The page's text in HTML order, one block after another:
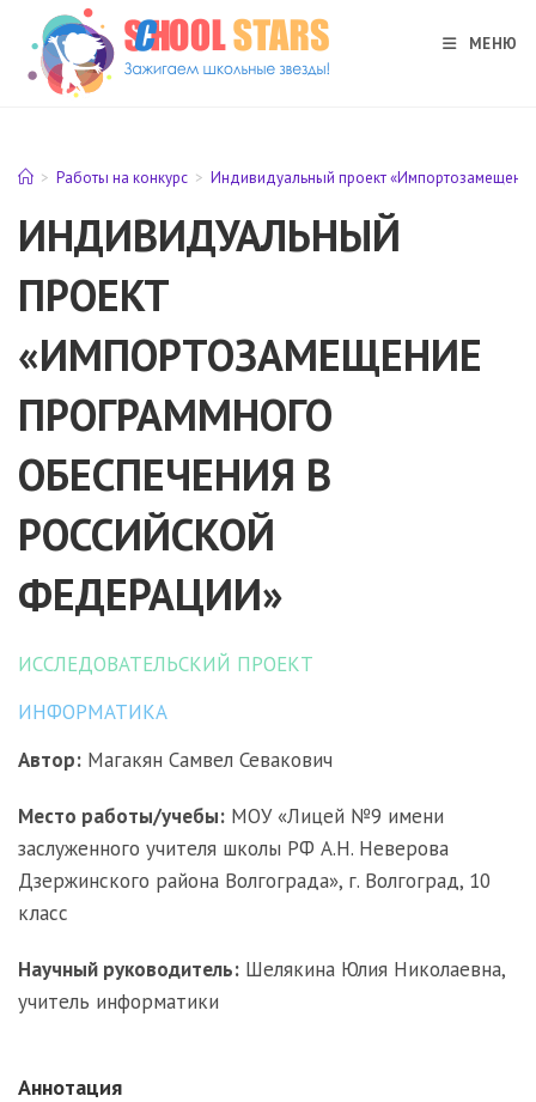
Перейти
содержимому
МЕНЮ
> Работы на конкурс > Индивидуальный проект
ИНДИВИДУАЛЬНЫЙ
ПРОЕКТ
«ИМПОРТОЗАМЕЩЕНИЕ
ПРОГРАММНОГО
ОБЕСПЕЧЕНИЯ В
РОССИЙСКОЙ
ФЕДЕРАЦИИ»
ИССЛЕДОВАТЕЛЬСКИЙ ПРОЕКТ
ИНФОРМАТИКА
Автор: Магакян Самвел Севакович
Место работы/учебы: МОУ «Лицей №9 имени
заслуженного учителя школы РФ А.Н. Неверова
Дзержинского района Волгограда», г. Волгоград, 10
класс
Научный руководитель: Шелякина Юлия Николаевна,
учитель информатики
Аннотация